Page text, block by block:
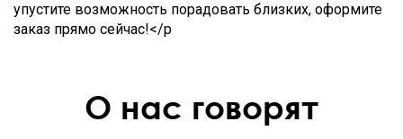
упустите возможность порадовать близких, оформите
заказ прямо сейчас!</p
О нас говорят